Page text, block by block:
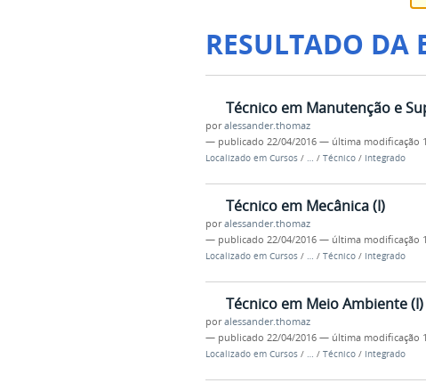
RESULTADO DA
Técnico em Manutenção e
poralessander.thomaz
— publicado 22/04/2016 — última modificação
Localizado em Cursos / … / Técnico / Integrado
Técnico em Mecânica (I)
poralessander.thomaz
— publicado 22/04/2016 — última modificação
Localizado em Cursos / … / Técnico / Integrado
Técnico em Meio Ambiente (I)
poralessander.thomaz
— publicado 22/04/2016 — última modificação
Localizado em Cursos / … / Técnico / Integrado